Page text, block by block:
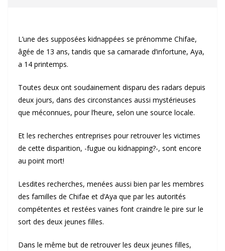
L’une des supposées kidnappées se prénomme Chifae,
âgée de 13 ans, tandis que sa camarade d’infortune, Aya,
a 14 printemps.
Toutes deux ont soudainement disparu des radars depuis
deux jours, dans des circonstances aussi mystérieuses
que méconnues, pour l’heure, selon une source locale.
Et les recherches entreprises pour retrouver les victimes
de cette disparition, -fugue ou kidnapping?-, sont encore
au point mort!
Lesdites recherches, menées aussi bien par les membres
des familles de Chifae et d’Aya que par les autorités
compétentes et restées vaines font craindre le pire sur le
sort des deux jeunes filles.
Dans le même but de retrouver les deux jeunes filles,